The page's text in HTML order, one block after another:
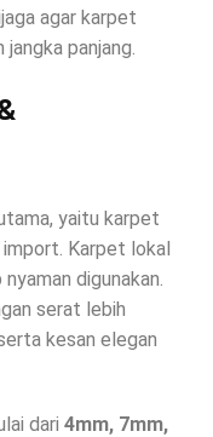
agar karpet
panjang.
yaitu karpet
Karpet lokal
digunakan.
serat lebih
kesan elegan
dari 4mm, 7mm,